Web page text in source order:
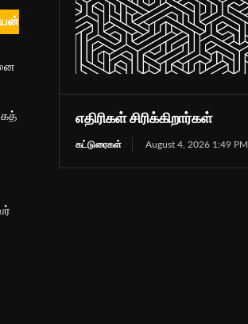
எதிரிகள் சிரிக்கிறார்கள்
கட்டுரைகள் August 4, 2026 1:49 PM